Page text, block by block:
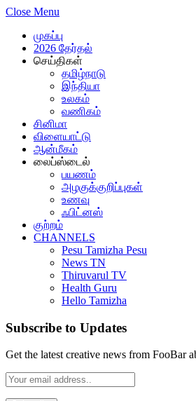
Close Menu
முகப்பு
2026 தேர்தல்
செய்திகள்
தமிழ்நாடு
இந்தியா
உலகம்
வணிகம்
சினிமா
விளையாட்டு
ஆன்மீகம்
லைப்ஸ்டைல்
பயணம்
அழகுக்குறிப்புகள்
உணவு
ஃபிட்னஸ்
குற்றம்
CHANNELS
Pesu Tamizha Pesu
News TN
Thiruvarul TV
Health Guru
Hello Tamizha
Subscribe to Updates
Get the latest creative news from FooBar